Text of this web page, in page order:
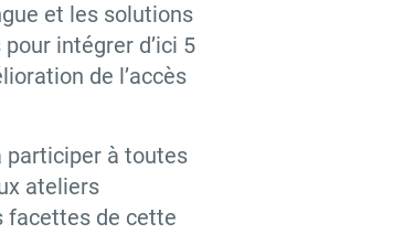
et les solutions
intégrer d’ici 5
de l’accès
participer à toutes
ateliers
facettes de cette